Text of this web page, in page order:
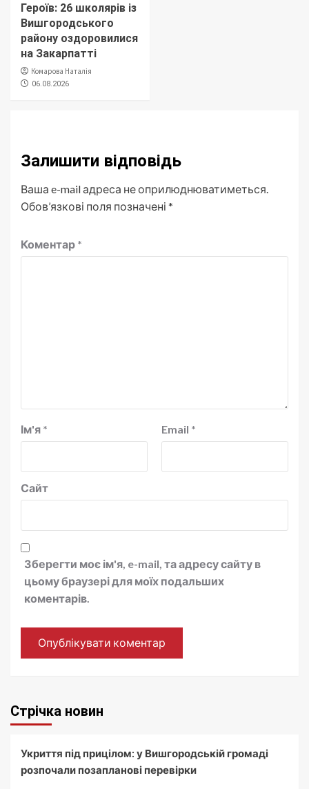
Героїв: 26 школярів із
Вишгородського
району оздоровилися
на Закарпатті
Комарова Наталія
06.08.2026
Залишити відповідь
Ваша e-mail адреса не оприлюднюватиметься.
Обов’язкові поля позначені *
Коментар *
Ім'я * Email *
Сайт
Зберегти моє ім'я, e-mail, та адресу сайту в
цьому браузері для моїх подальших
коментарів.
Стрічка новин
Укриття під прицілом: у Вишгородській громаді
розпочали позапланові перевірки